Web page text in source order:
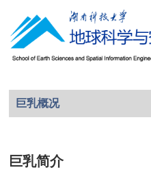
巨乳概况
巨乳简介